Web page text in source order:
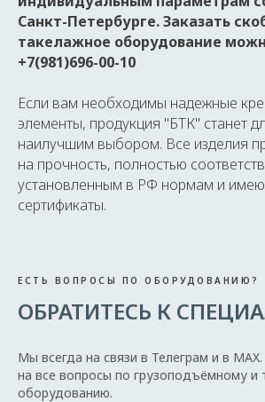
Санкт-Петербурге. Заказать
такелажное оборудование
+7(981)696-00-10
Если вам необходимы надежные
элементы, продукция "БТК" станет
наилучшим выбором. Все изделия
на прочность, полностью
установленным в РФ нормам и
сертификаты.
ЕСТЬ ВОПРОСЫ ПО ОБОРУДОВАНИЮ?
ОБРАТИТЕСЬ К
Мы всегда на связи в Телеграм и в
на все вопросы по грузоподъёмному и
оборудованию.